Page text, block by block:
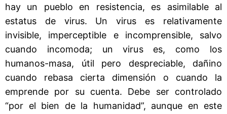
hay un pueblo en resistencia, es asimilable al
estatus de virus. Un virus es relativamente
invisible, imperceptible e incomprensible, salvo
cuando incomoda; un virus es, como los
humanos-masa, útil pero despreciable, dañino
cuando rebasa cierta dimensión o cuando la
emprende por su cuenta. Debe ser controlado
“por el bien de la humanidad”, aunque en este